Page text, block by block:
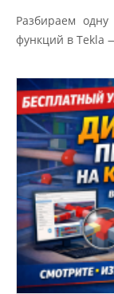
Разбираем
функций в Tekla